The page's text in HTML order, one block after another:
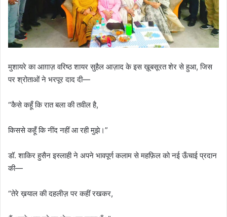
मुशायरे का आग़ाज़ वरिष्ठ शायर सुहैल आज़ाद के इस ख़ूबसूरत शेर से हुआ, जिस
पर श्रोताओं ने भरपूर दाद दी—
“कैसे कहूँ कि रात बला की तवील है,
किससे कहूँ कि नींद नहीं आ रही मुझे।”
डॉ. शाकिर हुसैन इस्लाही ने अपने भावपूर्ण कलाम से महफ़िल को नई ऊँचाई प्रदान
की—
“तेरे ख़याल की दहलीज़ पर कहीं रखकर,